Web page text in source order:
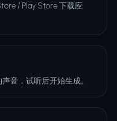
/ Play Store 下载应
音，试听后开始生成。